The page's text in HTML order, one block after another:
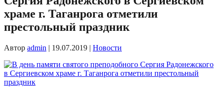
храме г. Таганрога отметили
престольный праздник
Автор admin | 19.07.2019 | Новости